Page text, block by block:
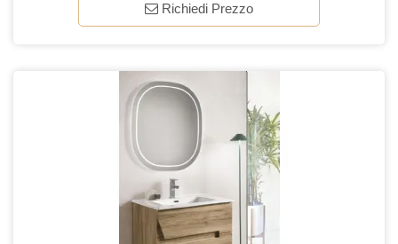
Richiedi Prezzo